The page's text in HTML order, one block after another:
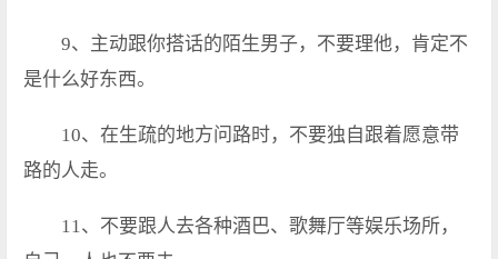
9、主动跟你搭话的陌生男子，不要理他，肯定不
是什么好东西。
10、在生疏的地方问路时，不要独自跟着愿意带
路的人走。
11、不要跟人去各种酒巴、歌舞厅等娱乐场所，